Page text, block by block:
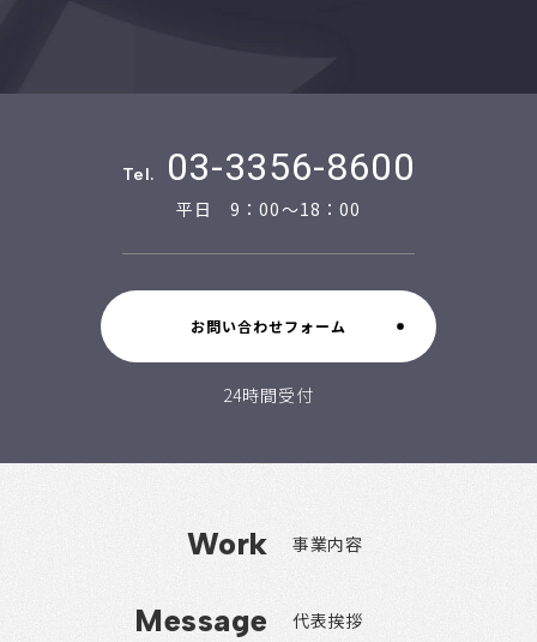
Tel. 03-3356-8600
平日 9：00～18：00
お問い合わせフォーム
24時間受付
Work 事業内容
Message 代表挨拶